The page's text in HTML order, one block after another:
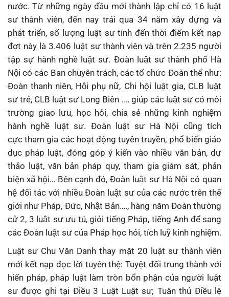
nước. Từ những ngày đầu mới thành lập chỉ có 16 luật
sư thành viên, đến nay trải qua 34 năm xây dựng và
phát triển, số lượng luật sư tính đến thời điểm kết nạp
đợt này là 3.406 luật sư thành viên và trên 2.235 người
tập sự hành nghề luật sư. Đoàn luật sư thành phố Hà
Nội có các Ban chuyên trách, các tổ chức Đoàn thể như:
Đoàn thanh niên, Hội phụ nữ, Chi hội luật gia, CLB luật
sư trẻ, CLB luật sư Long Biên .… giúp các luật sư có môi
trường giao lưu, học hỏi, chia sẻ những kinh nghiệm
hành nghề luật sư. Đoàn luật sư Hà Nội cũng tích
cực tham gia các hoạt động tuyên truyền, phổ biến giáo
dục pháp luật, đóng góp ý kiến vào nhiều văn bản, dự
thảo luật, văn bản pháp quy, tham gia giám sát, phản
biện xã hội… Bên cạnh đó, Đoàn luật sư Hà Nội có quan
hệ đối tác với nhiều Đoàn luật sư của các nước trên thế
giới như Pháp, Đức, Nhật Bản…., hàng năm Đoàn thường
cử 2, 3 luật sư ưu tú, giỏi tiếng Pháp, tiếng Anh để sang
các Đoàn luật sư của Pháp học hỏi, tích luỹ kinh nghiệm.
Luật sư Chu Văn Danh thay mặt 20 luật sư thành viên
mới kết nạp đọc lời tuyên thệ: Tuyệt đối trung thành với
hiến pháp, pháp luật làm tròn bổn phận của người luật
sư được ghi tại Điều 3 Luật Luật sư; Tuân thủ Điều lệ